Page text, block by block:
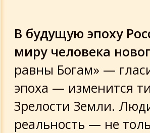
В будущую эпоху
миру человека
равны Богам» —
эпоха — изменится
Зрелости Земли.
реальность — не